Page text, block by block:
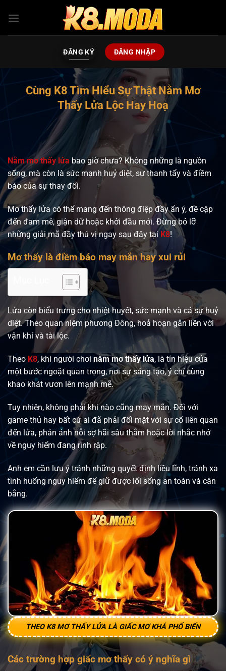
qua
ĐĂNG KÝ ĐĂNG NHẬP
Cùng K8 Tìm Hiểu Sự Thật Nằm Mơ
Thấy Lửa Lộc Hay Hoạ
Nằm mơ thấy lửa bao giờ chưa? Không những là nguồn
sống, mà còn là sức mạnh huỷ diệt, sự thanh tẩy và điềm
báo của sự thay đổi.
Mơ thấy lửa có thể mang đến thông điệp đầy ẩn ý, đề cập
đến đam mê, giận dữ hoặc khởi đầu mới. Đừng bỏ lỡ
những giải mã đầy thú vị ngay sau đây tạiK8!
Mơ thấy là điềm báo may mắn hay xui rủi
Lửa còn biểu trưng cho nhiệt huyết, sức mạnh và cả sự huỷ
diệt. Theo quan niệm phương Đông, hoả hoạn gắn liền với
vận khí và tài lộc.
Theo K8, khi người chơi nằm mơ thấy lửa, là tín hiệu của
một bước ngoặt quan trọng, nơi sự sáng tạo, ý chí cùng
khao khát vươn lên mạnh mẽ.
Tuy nhiên, không phải khi nào cũng may mắn. Đối với
game thủ hay bất cứ ai đã phải đối mặt với sự cố liên quan
đến lửa, phản ánh nỗi sợ hãi sâu thẳm hoặc lời nhắc nhở
về nguy hiểm đang rình rập.
Anh em cần lưu ý tránh những quyết định liều lĩnh, tránh xa
tình huống nguy hiểm để giữ được lối sống an toàn và cân
bằng.
THEO K8 MƠ THẤY LỬA LÀ GIẤC MƠ KHÁ PHỔ BIẾN
Các trường hợp giấc mơ thấy có ý nghĩa gì